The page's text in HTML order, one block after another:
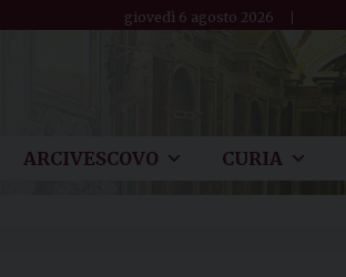
giovedì 6 agosto 2026
ARCIVESCOVO CURIA